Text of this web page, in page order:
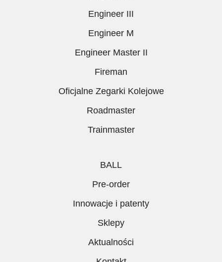
Engineer III
Engineer M
Engineer Master II
Fireman
Oficjalne Zegarki Kolejowe
Roadmaster
Trainmaster
BALL
Pre-order
Innowacje i patenty
Sklepy
Aktualności